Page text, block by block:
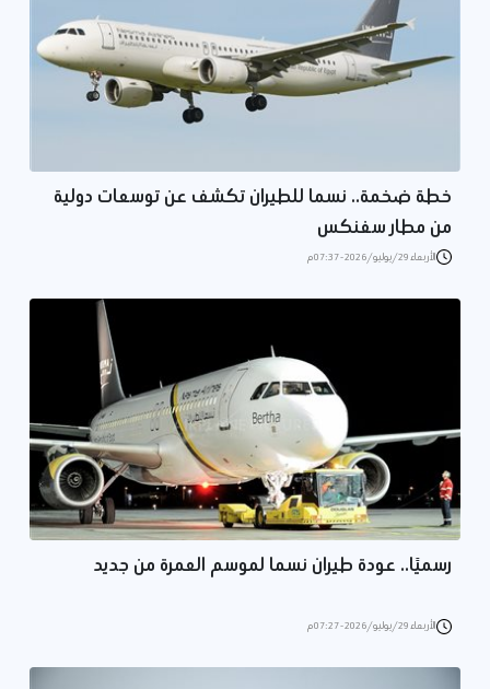
خطة ضخمة.. نسما للطيران تكشف عن توسعات دولية
من مطار سفنكس
الأربعاء 29/يوليو/2026 - 07:37 م
رسميًا.. عودة طيران نسما لموسم العمرة من جديد
الأربعاء 29/يوليو/2026 - 07:27 م